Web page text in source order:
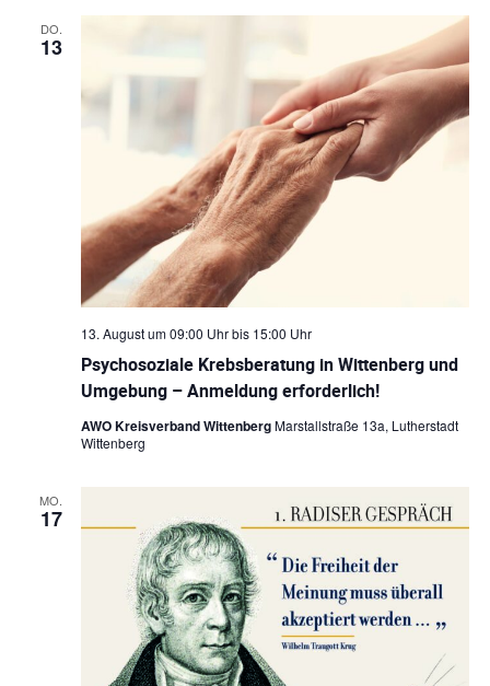
DO.
13
Psychosoziale Krebsberatung in Wittenberg und
Umgebung – Anmeldung erforderlich!
13. August um 09:00 Uhrbis 15:00 Uhr
AWO Kreisverband WittenbergMarstallstraße 13a, Lutherstadt
Wittenberg
MO.
17